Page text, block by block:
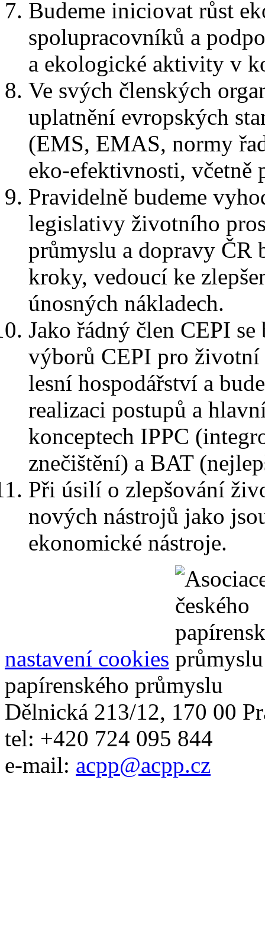
Budeme iniciovat růst
spolupracovníků a
a ekologické aktivity v
Ve svých členských
uplatnění evropských
(EMS, EMAS, normy
eko-efektivnosti, včetně
Pravidelně budeme
legislativy životního
průmyslu a dopravy ČR
kroky, vedoucí ke
únosných nákladech.
Jako řádný člen CEPI
výborů CEPI pro
lesní hospodářství a
realizaci postupů a
konceptech IPPC
znečištění) a BAT
Při úsilí o zlepšování
nových nástrojů jako
ekonomické nástroje.
nastavení cookies
papírenského průmyslu
Dělnická 213/12, 170 00
tel: +420 724 095 844
e-mail: acpp@acpp.cz